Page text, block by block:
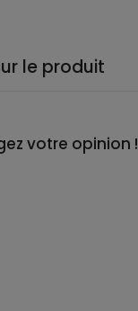
le produit
votre opinion !